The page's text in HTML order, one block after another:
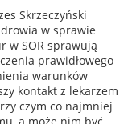
Skrzeczyński
w sprawie
w SOR sprawują
prawidłowego
warunków
kontakt z lekarzem
czym co najmniej
a może nim być